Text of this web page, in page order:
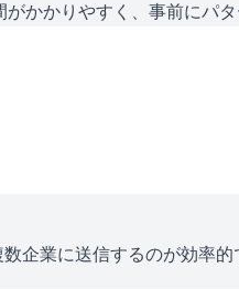
かかりやすく、事前にパ
企業に送信するのが効率的